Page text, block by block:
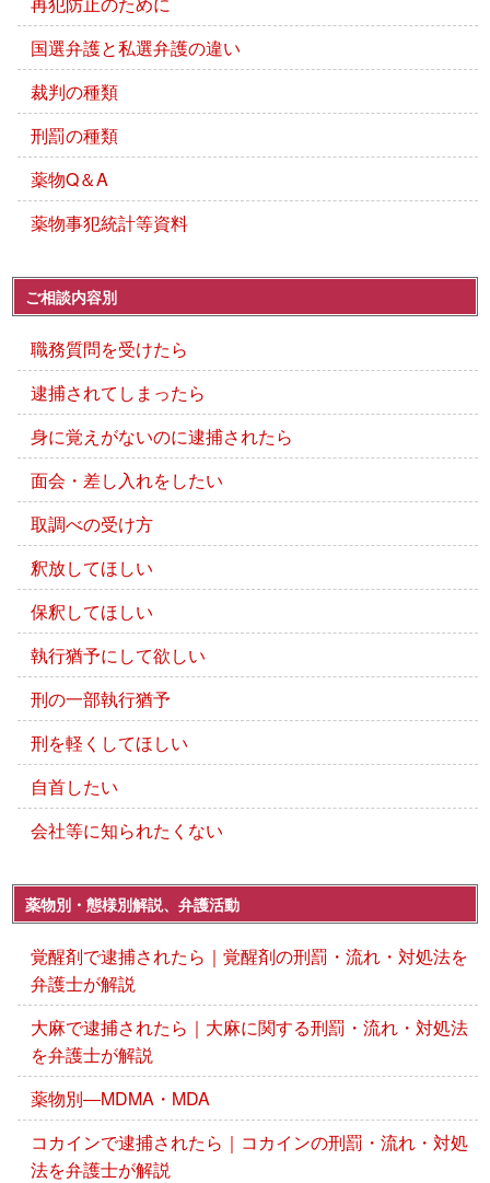
国選弁護と私選弁護の違い
裁判の種類
刑罰の種類
薬物Q＆A
薬物事犯統計等資料
ご相談内容別
職務質問を受けたら
逮捕されてしまったら
身に覚えがないのに逮捕されたら
面会・差し入れをしたい
取調べの受け方
釈放してほしい
保釈してほしい
執行猶予にして欲しい
刑の一部執行猶予
刑を軽くしてほしい
自首したい
会社等に知られたくない
薬物別・態様別解説、弁護活動
覚醒剤で逮捕されたら｜覚醒剤の刑罰・流れ・対処法を
弁護士が解説
大麻で逮捕されたら｜大麻に関する刑罰・流れ・対処法
を弁護士が解説
薬物別―MDMA・MDA
コカインで逮捕されたら｜コカインの刑罰・流れ・対処
法を弁護士が解説